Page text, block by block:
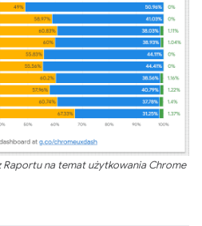
na temat użytkowania Chrome